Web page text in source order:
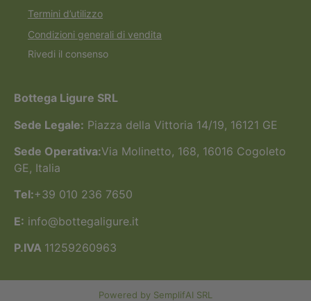
Termini d’utilizzo
Condizioni generali di vendita
Rivedi il consenso
Bottega Ligure SRL
Sede Legale: Piazza della Vittoria 14/19, 16121 GE
Sede Operativa:Via Molinetto, 168, 16016 Cogoleto
GE, Italia
Tel:+39 010 236 7650
E: info@bottegaligure.it
P.IVA 11259260963
Powered by SemplifAI SRL